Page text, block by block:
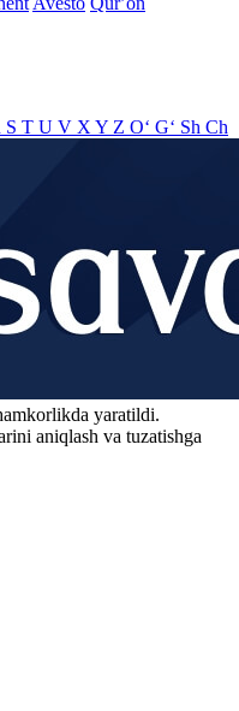
S T U V X Y Z O‘ G‘ Sh Ch
yaratildi.
aniqlash va tuzatishga